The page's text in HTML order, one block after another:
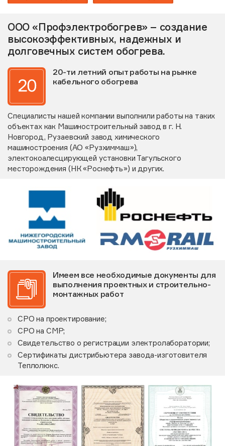
ООО «Профэлектробогрев» – создание
высокоэффективных, надежных и
долговечных систем обогрева.
20-ти летний опыт работы на рынке
кабельного обогрева
Специалисты нашей компании выполнили работы на таких
объектах как Машиностроительный завод в г. Н.
Новгород, Рузаевский завод химического
машиностроения (АО «Рузхиммаш»),
электокоалесцирующей установки Тагульского
месторождения (НК «Роснефть») и других.
Имеем все необходимые документы для
выполнения проектных и строительно-
монтажных работ
СРО на проектирование;
СРО на СМР;
Свидетельство о регистрации электролаборатории;
Сертификаты дистрибьютера завода-изготовителя
Теплолюкс.